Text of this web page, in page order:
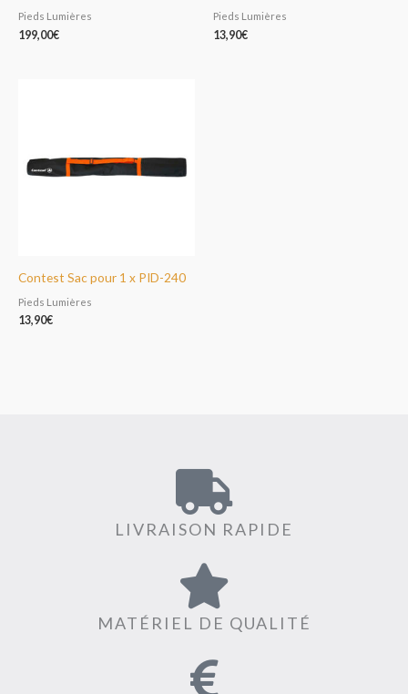
Pieds Lumières
199,00€
Pieds Lumières
13,90€
Contest Sac pour 1 x PID-240
Pieds Lumières
13,90€
LIVRAISON RAPIDE
MATÉRIEL DE QUALITÉ